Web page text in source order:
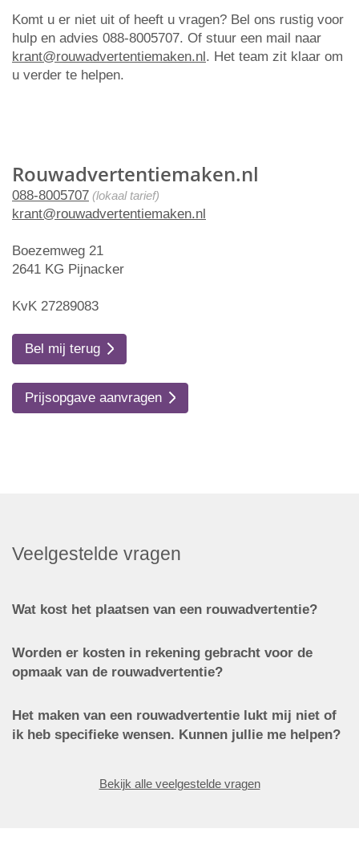
Rouwadvertentiemaken.nl
088-8005707 (lokaal tarief)
krant@rouwadvertentiemaken.nl
Boezemweg 21
2641 KG Pijnacker
KvK 27289083
Bel mij terug
Prijsopgave aanvragen
Komt u er niet uit of heeft u vragen? Bel ons rustig voor
hulp en advies 088-8005707. Of stuur een mail naar
krant@rouwadvertentiemaken.nl. Het team zit klaar om
u verder te helpen.
Veelgestelde vragen
Wat kost het plaatsen van een rouwadvertentie?
Worden er kosten in rekening gebracht voor de
opmaak van de rouwadvertentie?
Het maken van een rouwadvertentie lukt mij niet of
ik heb specifieke wensen. Kunnen jullie me helpen?
Bekijk alle veelgestelde vragen